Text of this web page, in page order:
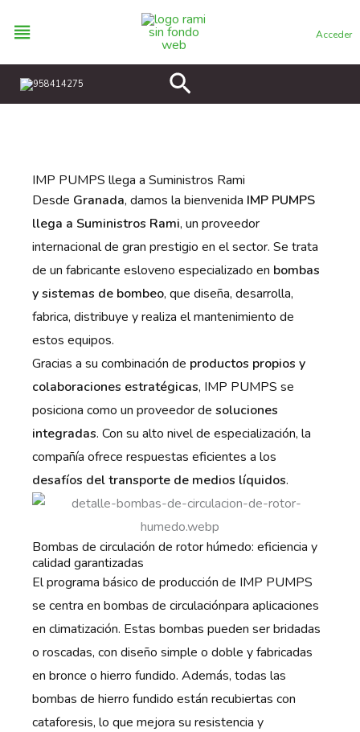
Acceder
958414275 Buscar
IMP PUMPS llega a Suministros Rami
Desde Granada, damos la bienvenida IMP PUMPS
llega a Suministros Rami, un proveedor
internacional de gran prestigio en el sector. Se trata
de un fabricante esloveno especializado en bombas
y sistemas de bombeo, que diseña, desarrolla,
fabrica, distribuye y realiza el mantenimiento de
estos equipos.
Gracias a su combinación de productos propios y
colaboraciones estratégicas, IMP PUMPS se
posiciona como un proveedor de soluciones
integradas. Con su alto nivel de especialización, la
compañía ofrece respuestas eficientes a los
desafíos del transporte de medios líquidos.
Bombas de circulación de rotor húmedo: eficiencia y
calidad garantizadas
El programa básico de producción de IMP PUMPS
se centra en bombas de circulaciónpara aplicaciones
en climatización. Estas bombas pueden ser bridadas
o roscadas, con diseño simple o doble y fabricadas
en bronce o hierro fundido. Además, todas las
bombas de hierro fundido están recubiertas con
cataforesis, lo que mejora su resistencia y